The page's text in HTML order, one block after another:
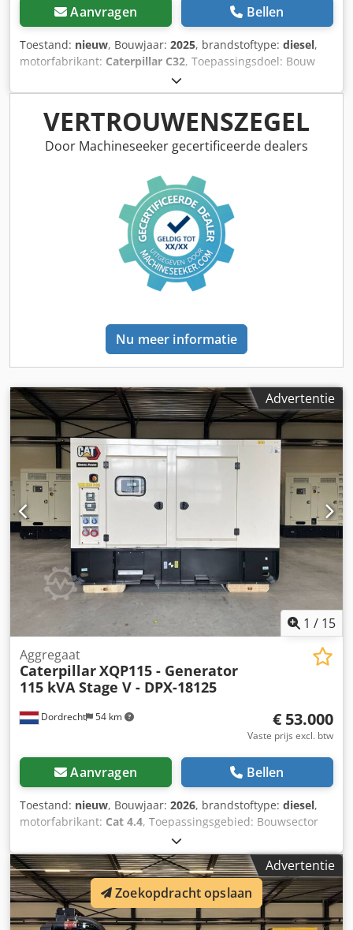
Aanvragen Bellen
Toestand: nieuw, Bouwjaar: 2025, brandstoftype: diesel,
motorfabrikant: Caterpillar C32, Toepassingsdoel: Bouw
Leeggewicht: 11.481 kg Generatorvermogen: 1.500 kVA
Dodpfjx Dqnkjx Acrekr Laadruimafmetingen: 667 x 245 x
279 cm CE-markering: ja Watertankinhoud: 1000 l Neem
contact op met Team DPX voor meer informatie. = Verdere
opties en accessoires = - Accu - Bedieningspaneel - Stalen
VERTROUWENSZEGEL
Door Machineseeker gecertificeerde dealers
Nu meer informatie
Advertentie
1 / 15
Dordrecht 54 km
Aggregaat
CaterpillarXQP115 - Generator
115 kVA Stage V - DPX-18125
€ 53.000
Vaste prijs excl. btw
Aanvragen Bellen
Toestand: nieuw, Bouwjaar: 2026, brandstoftype: diesel,
motorfabrikant: Cat 4.4, Toepassingsgebied: Bouwsector
Leeggewicht: 2.527 kg Generatorvermogen: 115 kVA
Laadruimtedimensies: 297 x 115 x 207 cm CE-markering: ja
Emissieniveau: Stage V / Tier IV final Watertankinhoud: 518
l Land van productie: CN Neem contact op met Team DPX
voor meer informatie. = Verdere opties en toebehoren = -
Accu - Bedieningspaneel Dsdpfx Acozc Dv Horskr - Stalen
Advertentie
Zoekopdracht opslaan